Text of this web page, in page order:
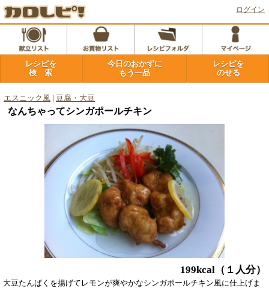
ログイン
レシピを
検 索
今日のおかずに
もう一品
レシピを
のせる
エスニック風 豆腐・大豆
なんちゃってシンガポールチキン
199kcal （１人分）
大豆たんぱくを揚げてレモンが爽やかなシンガポールチキン風に仕上げま